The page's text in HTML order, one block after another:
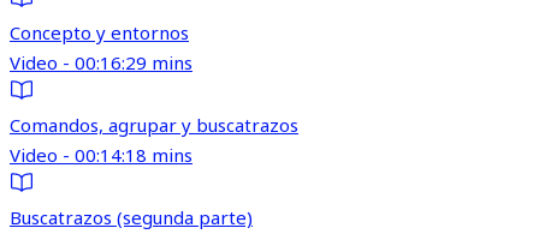
Concepto y entornos
Video - 00:16:29 mins
Comandos, agrupar y buscatrazos
Video - 00:14:18 mins
Buscatrazos (segunda parte)